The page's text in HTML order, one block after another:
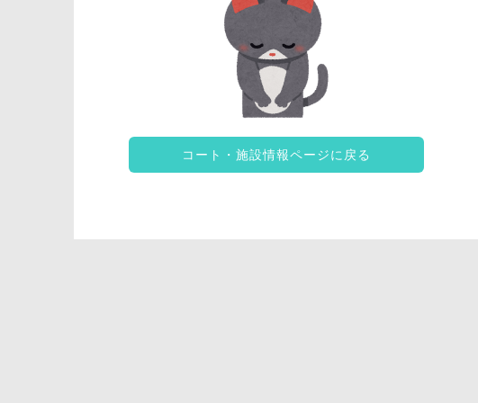
コート・施設情報ページに戻る